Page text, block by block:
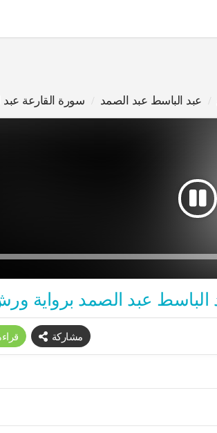
عبد الباسط عبد الصمد سورة القارعة
مشاركة